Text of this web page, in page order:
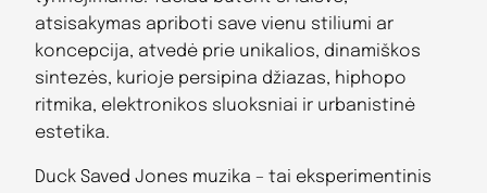
atsisakymas apriboti save vienu stiliumi ar
koncepcija, atvedė prie unikalios, dinamiškos
sintezės, kurioje persipina džiazas, hiphopo
ritmika, elektronikos sluoksniai ir urbanistinė
estetika.
Duck Saved Jones muzika – tai eksperimentinis